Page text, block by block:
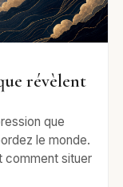
révèlent
que
le monde.
comment situer